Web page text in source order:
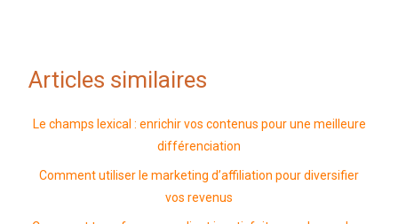
Articles similaires
Le champs lexical : enrichir vos contenus pour une meilleure
différenciation
Comment utiliser le marketing d’affiliation pour diversifier
vos revenus